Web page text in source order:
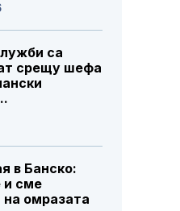
са
срещу шефа
в Банско:
и сме
омразата